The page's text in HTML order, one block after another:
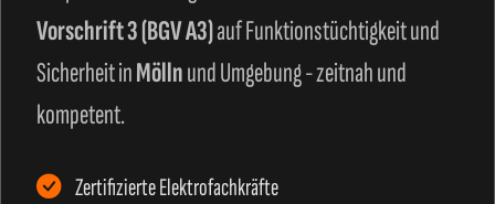
Vorschrift 3 (BGV A3)auf Funktionstüchtigkeit und
Sicherheit inMöllnund Umgebung - zeitnah und
kompetent.
Zertifizierte Elektrofachkräfte